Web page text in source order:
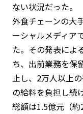
ない状況だった。
外食チェーンの大
ーシャルメディア
た。その発表によ
ち、出前業務を保
止し、2万人以上
の給料を負担し続
総額は1.5億元（